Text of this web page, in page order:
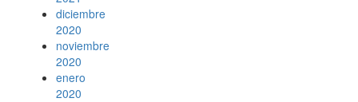
diciembre
2020
noviembre
2020
enero
2020